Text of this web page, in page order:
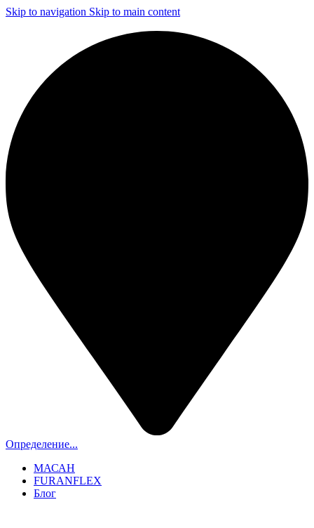
Skip to navigation Skip to main content
Определение...
МАСАН
FURANFLEX
Блог